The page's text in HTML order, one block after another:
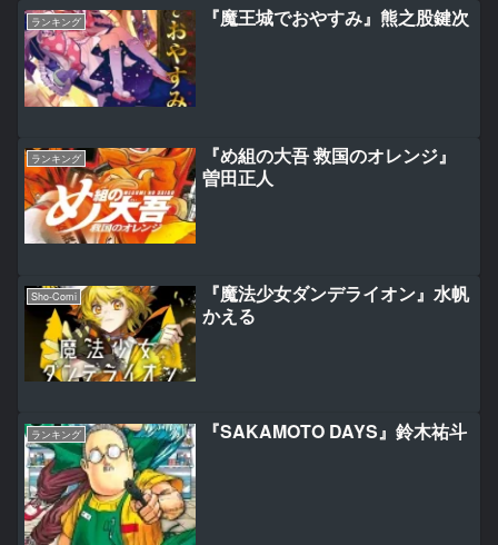
ランキング 『魔王城でおやすみ』熊之股鍵次
ランキング
『め組の大吾 救国のオレンジ』
曽田正人
Sho-Comi
『魔法少女ダンデライオン』水帆
かえる
ランキング 『SAKAMOTO DAYS』鈴木祐斗